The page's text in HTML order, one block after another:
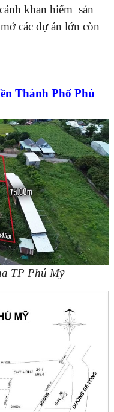
khan hiếm sản
các dự án lớn còn
Thành Phố Phú
TP Phú Mỹ